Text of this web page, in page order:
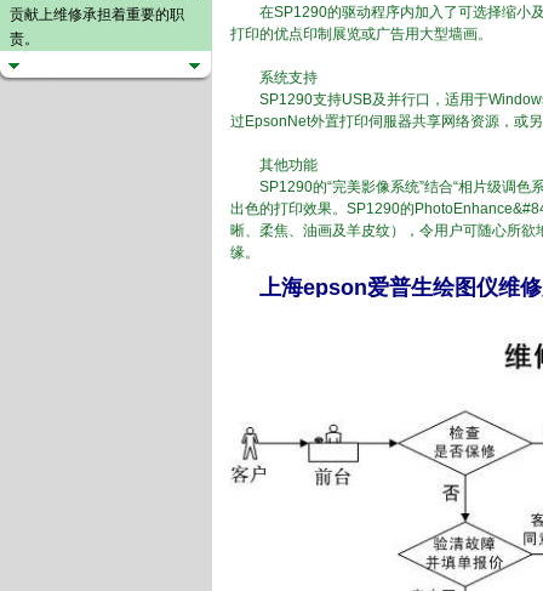
贡献上维修承担着重要的职
责。
在SP1290的驱动程序内加入了可选择缩小及
打印的优点印制展览或广告用大型墙画。
系统支持
SP1290支持USB及并行口，适用于
过EpsonNet外置打印伺服器共享网络资源，或
其他功能
SP1290的“完美影像系统”结合“相片级调色
出色的打印效果。SP1290的
晰、柔焦、油画及羊皮纹），令用户可随心所
缘。
上海epson爱普生绘图仪维